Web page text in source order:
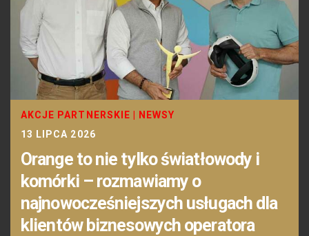
AKCJE PARTNERSKIE
NEWSY
13 LIPCA 2026
Orange to nie tylko światłowody i
komórki – rozmawiamy o
najnowocześniejszych usługach dla
klientów biznesowych operatora